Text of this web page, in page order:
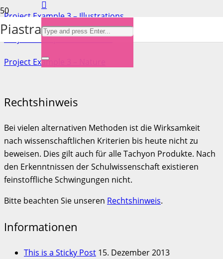
Piastra
Project Example 3 – Illustrations
Project Example 3 – Business
Project Example 3 – Nature
Rechtshinweis
Bei vielen alternativen Methoden ist die Wirksamkeit
nach wissenschaftlichen Kriterien bis heute nicht zu
beweisen. Dies gilt auch für alle Tachyon Produkte. Nach
den Erkenntnissen der Schulwissenschaft existieren
feinstoffliche Schwingungen nicht.
Bitte beachten Sie unseren Rechtshinweis.
Informationen
This is a Sticky Post 15. Dezember 2013